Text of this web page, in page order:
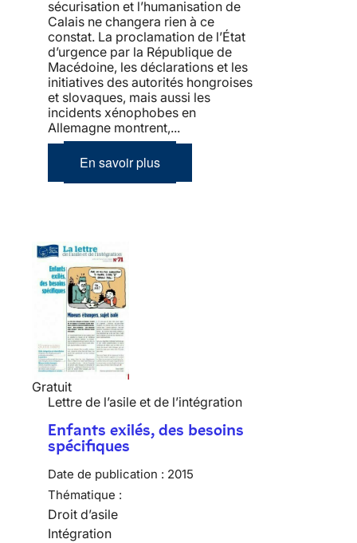
sécurisation et l’humanisation de
Calais ne changera rien à ce
constat. La proclamation de l’État
d’urgence par la République de
Macédoine, les déclarations et les
initiatives des autorités hongroises
et slovaques, mais aussi les
incidents xénophobes en
Allemagne montrent,...
En savoir plus
Gratuit
Lettre de l’asile et de l’intégration
Enfants exilés, des besoins
spécifiques
Date de publication : 2015
Thématique :
Droit d’asile
Intégration